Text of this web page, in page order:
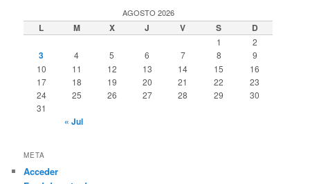
AGOSTO 2026
L M X J V S D
1 2
3 4 5 6 7 8
9
10
11 12 13 14 15
16
17
18 19 20 21 22
23
24
25 26 27 28 29
30
31
« Jul
META
Acceder